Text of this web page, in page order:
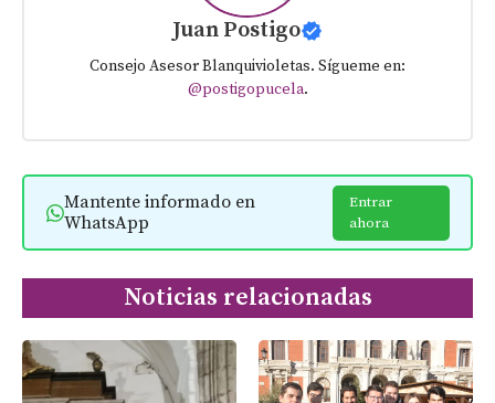
Juan Postigo
Consejo Asesor Blanquivioletas. Sígueme en:
@postigopucela.
Mantente informado en
WhatsApp
Entrar
ahora
Noticias relacionadas